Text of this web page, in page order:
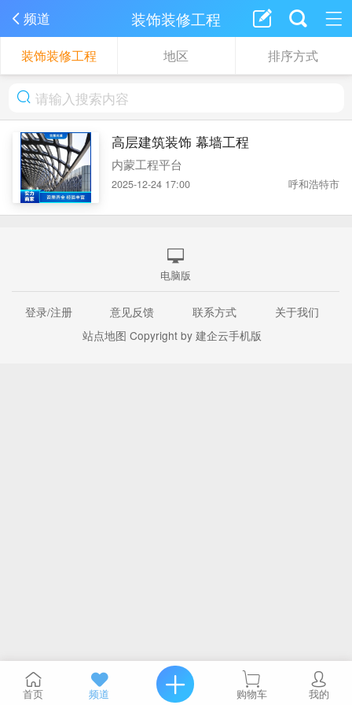
频道 装饰装修工程
装饰装修工程 地区 排序方式
高层建筑装饰 幕墙工程
内蒙工程平台
2025-12-24 17:00 呼和浩特市
电脑版
登录/注册 意见反馈 联系方式
关于我们
站点地图 Copyright by 建企云手机版
首页 频道 购物车 我的